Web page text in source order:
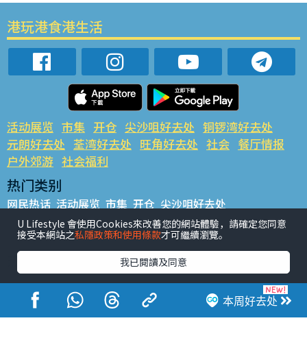
本周好去处
港玩港食港生活
活动展览 市集 开仓 尖沙咀好去处 铜锣湾好去处
元朗好去处 荃湾好去处 旺角好去处 社会 餐厅情报
户外郊游 社会福利
热门类别
网民热话 活动展览 市集 开仓 尖沙咀好去处
铜锣湾好去处 元朗好去处 荃湾好去处 旺角好去处 社会
餐厅情报 户外郊游
热门标签
#UGO揾好去处 #人气活动推介 #美食社群热话
#亲子玩乐好去处
#ULifestyle应用程式
#限时抢
#UJetso礼物放送
#ULifestyle商户中心 #著数 #网络热话
U Lifestyle 會使用Cookies來改善您的網站體驗，請確定您同意
接受本網站之私隱政策和使用條款才可繼續瀏覽。
我已閱讀及同意